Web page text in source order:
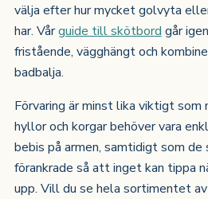
välja efter hur mycket golvyta
har. Vårguide till skötbord går
fristående, vägghängt och
badbalja.
Förvaring är minst lika viktigt som
hyllor och korgar behöver vara
bebis på armen, samtidigt som
förankrade så att inget kan tippa
upp. Vill du se hela sortimentet